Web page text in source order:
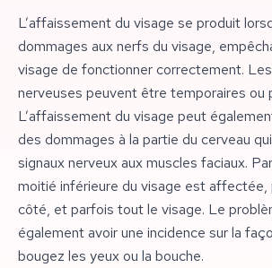
L’affaissement du visage se produit
dommages aux nerfs du visage,
visage de fonctionner correctement.
nerveuses peuvent être temporaires ou
L’affaissement du visage peut
des dommages à la partie du cerveau
signaux nerveux aux muscles faciaux.
moitié inférieure du visage est
côté, et parfois tout le visage. Le
également avoir une incidence sur la
bougez les yeux ou la bouche.